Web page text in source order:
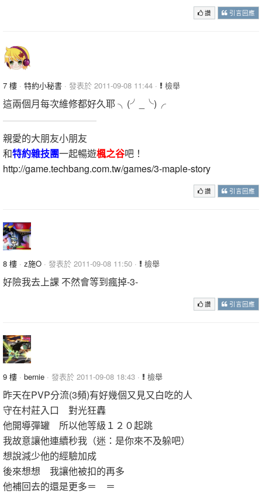
讚 引言回應
7 樓 · 特約小秘書 · 發表於 2011-09-08 11:44 · 檢舉
這兩個月每次維修都好久耶 ╮(╯_╰)╭
親愛的大朋友小朋友
和特約雜技團一起暢遊楓之谷吧！
http://game.techbang.com.tw/games/3-maple-story
讚 引言回應
8 樓 · z施O · 發表於 2011-09-08 11:50 · 檢舉
好險我去上課 不然會等到瘋掉-3-
讚 引言回應
9 樓 · bernie · 發表於 2011-09-08 18:43 · 檢舉
昨天在PVP分流(3頻)有好幾個又見又白吃的人
守在村莊入口 對光狂轟
他開導彈罐 所以他等級１２０起跳
我故意讓他連續秒我（迷：是你來不及躲吧）
想說減少他的經驗加成
後來想想 我讓他被扣的再多
他補回去的還是更多＝ ＝